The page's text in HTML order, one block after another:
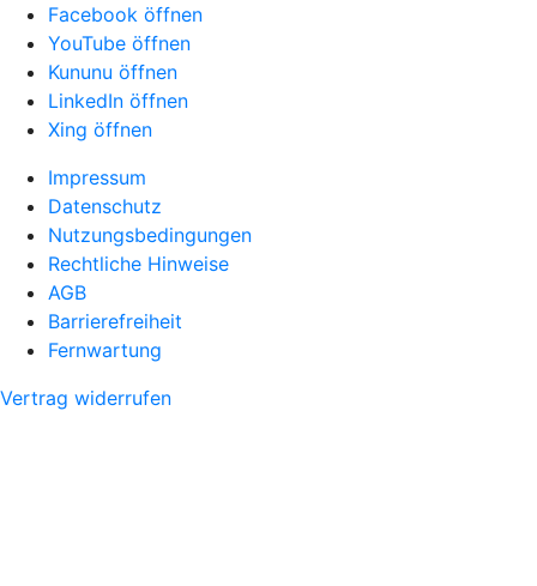
Facebook öffnen
YouTube öffnen
Kununu öffnen
LinkedIn öffnen
Xing öffnen
Impressum
Datenschutz
Nutzungsbedingungen
Rechtliche Hinweise
AGB
Barrierefreiheit
Fernwartung
Vertrag widerrufen